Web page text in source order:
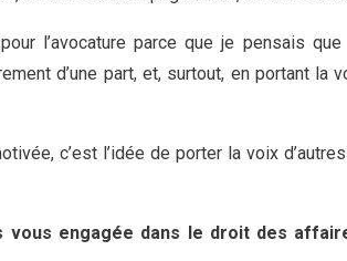
l’avocature parce que je pensais
d’une part, et, surtout, en portant la
c’est l’idée de porter la voix
vous engagée dans le droit des